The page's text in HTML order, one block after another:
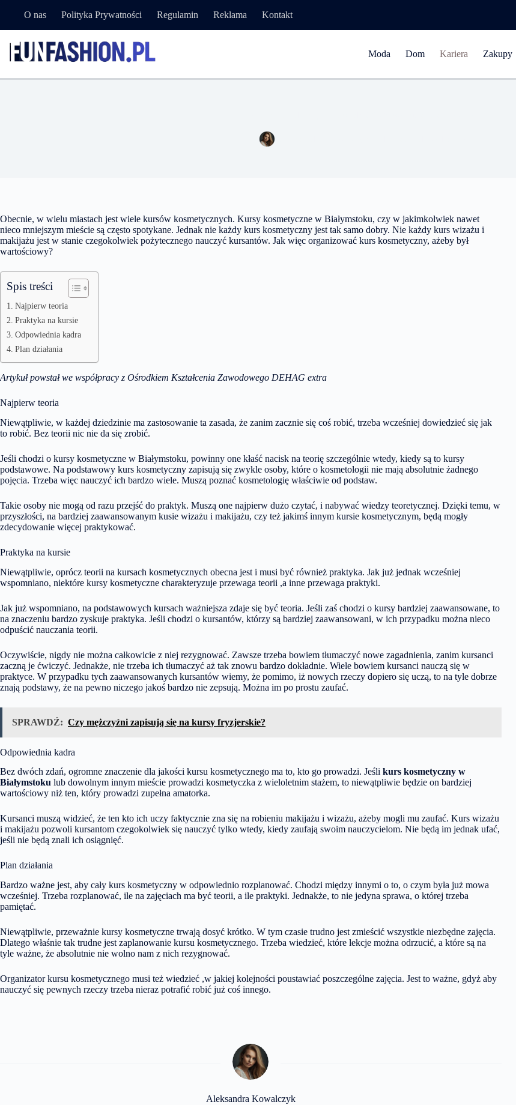
O nas Polityka Prywatności Regulamin Reklama Kontakt
Moda Dom Kariera Zakupy
Obecnie, w wielu miastach jest wiele kursów kosmetycznych. Kursy kosmetyczne w Białymstoku, czy w jakimkolwiek nawet
nieco mniejszym mieście są często spotykane. Jednak nie każdy kurs kosmetyczny jest tak samo dobry. Nie każdy kurs wizażu i
makijażu jest w stanie czegokolwiek pożytecznego nauczyć kursantów. Jak więc organizować kurs kosmetyczny, ażeby był
wartościowy?
Spis treści
Najpierw teoria
Praktyka na kursie
Odpowiednia kadra
Plan działania
Artykuł powstał we współpracy z Ośrodkiem Kształcenia Zawodowego DEHAG extra
Najpierw teoria
Niewątpliwie, w każdej dziedzinie ma zastosowanie ta zasada, że zanim zacznie się coś robić, trzeba wcześniej dowiedzieć się jak
to robić. Bez teorii nic nie da się zrobić.
Jeśli chodzi o kursy kosmetyczne w Białymstoku, powinny one kłaść nacisk na teorię szczególnie wtedy, kiedy są to kursy
podstawowe. Na podstawowy kurs kosmetyczny zapisują się zwykle osoby, które o kosmetologii nie mają absolutnie żadnego
pojęcia. Trzeba więc nauczyć ich bardzo wiele. Muszą poznać kosmetologię właściwie od podstaw.
Takie osoby nie mogą od razu przejść do praktyk. Muszą one najpierw dużo czytać, i nabywać wiedzy teoretycznej. Dzięki temu, w
przyszłości, na bardziej zaawansowanym kusie wizażu i makijażu, czy też jakimś innym kursie kosmetycznym, będą mogły
zdecydowanie więcej praktykować.
Praktyka na kursie
Niewątpliwie, oprócz teorii na kursach kosmetycznych obecna jest i musi być również praktyka. Jak już jednak wcześniej
wspomniano, niektóre kursy kosmetyczne charakteryzuje przewaga teorii ,a inne przewaga praktyki.
Jak już wspomniano, na podstawowych kursach ważniejsza zdaje się być teoria. Jeśli zaś chodzi o kursy bardziej zaawansowane, to
na znaczeniu bardzo zyskuje praktyka. Jeśli chodzi o kursantów, którzy są bardziej zaawansowani, w ich przypadku można nieco
odpuścić nauczania teorii.
Oczywiście, nigdy nie można całkowicie z niej rezygnować. Zawsze trzeba bowiem tłumaczyć nowe zagadnienia, zanim kursanci
zaczną je ćwiczyć. Jednakże, nie trzeba ich tłumaczyć aż tak znowu bardzo dokładnie. Wiele bowiem kursanci nauczą się w
praktyce. W przypadku tych zaawansowanych kursantów wiemy, że pomimo, iż nowych rzeczy dopiero się uczą, to na tyle dobrze
znają podstawy, że na pewno niczego jakoś bardzo nie zepsują. Można im po prostu zaufać.
SPRAWDŹ: Czy mężczyźni zapisują się na kursy fryzjerskie?
Odpowiednia kadra
Bez dwóch zdań, ogromne znaczenie dla jakości kursu kosmetycznego ma to, kto go prowadzi. Jeśli kurs kosmetyczny w
Białymstoku lub dowolnym innym mieście prowadzi kosmetyczka z wieloletnim stażem, to niewątpliwie będzie on bardziej
wartościowy niż ten, który prowadzi zupełna amatorka.
Kursanci muszą widzieć, że ten kto ich uczy faktycznie zna się na robieniu makijażu i wizażu, ażeby mogli mu zaufać. Kurs wizażu
i makijażu pozwoli kursantom czegokolwiek się nauczyć tylko wtedy, kiedy zaufają swoim nauczycielom. Nie będą im jednak ufać,
jeśli nie będą znali ich osiągnięć.
Plan działania
Bardzo ważne jest, aby cały kurs kosmetyczny w odpowiednio rozplanować. Chodzi między innymi o to, o czym była już mowa
wcześniej. Trzeba rozplanować, ile na zajęciach ma być teorii, a ile praktyki. Jednakże, to nie jedyna sprawa, o której trzeba
pamiętać.
Niewątpliwie, przeważnie kursy kosmetyczne trwają dosyć krótko. W tym czasie trudno jest zmieścić wszystkie niezbędne zajęcia.
Dlatego właśnie tak trudne jest zaplanowanie kursu kosmetycznego. Trzeba wiedzieć, które lekcje można odrzucić, a które są na
tyle ważne, że absolutnie nie wolno nam z nich rezygnować.
Organizator kursu kosmetycznego musi też wiedzieć ,w jakiej kolejności poustawiać poszczególne zajęcia. Jest to ważne, gdyż aby
nauczyć się pewnych rzeczy trzeba nieraz potrafić robić już coś innego.
Aleksandra Kowalczyk